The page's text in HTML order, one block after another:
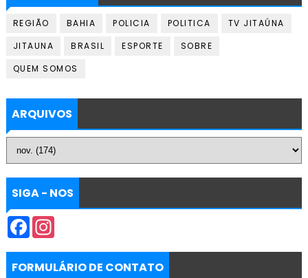
REGIÃO BAHIA POLICIA POLITICA
TV JITAÚNA
JITAUNA
BRASIL ESPORTE
SOBRE
QUEM SOMOS
ARQUIVOS
SIGA - NOS
F
e
b
I
t
a
FORMULÁRIO DE CONTATO